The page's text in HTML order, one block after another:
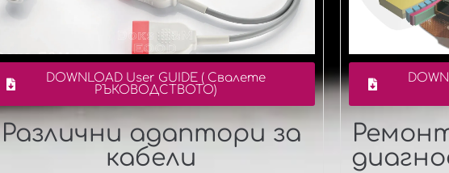
DOWNLOAD User GUIDE ( Свалете
РЪКОВОДСТВОТО)
Различни адаптори за
кабели